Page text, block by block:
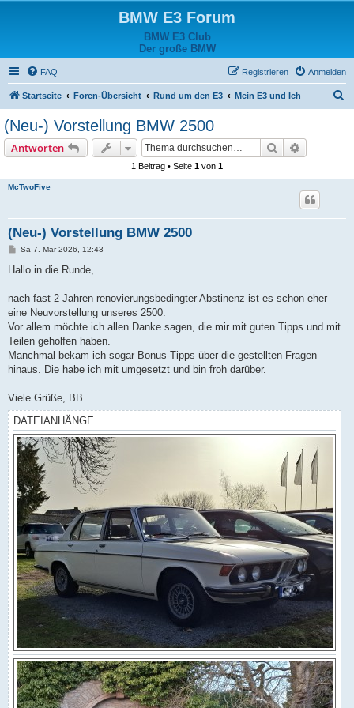
BMW E3 Forum
BMW E3 Club
Der große BMW
FAQ Anmelden
Registrieren
Startseite Foren-Übersicht Rund um den E3 Mein E3 und Ich
(Neu-) Vorstellung BMW 2500
Antworten Suche
1 Beitrag • Seite 1 von 1
McTwoFive
(Neu-) Vorstellung BMW 2500
B
i
a
Sa 7. Mär 2026, 12:43
Hallo in die Runde,
nach fast 2 Jahren renovierungsbedingter Abstinenz ist es schon eher
eine Neuvorstellung unseres 2500.
Vor allem möchte ich allen Danke sagen, die mir mit guten Tipps und mit
Teilen geholfen haben.
Manchmal bekam ich sogar Bonus-Tipps über die gestellten Fragen
hinaus. Die habe ich mit umgesetzt und bin froh darüber.
Viele Grüße, BB
DATEIANHÄNGE